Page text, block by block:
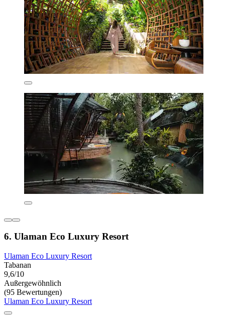
6. Ulaman Eco Luxury Resort
Ulaman Eco Luxury Resort
Tabanan
9,6/10
Außergewöhnlich
(95 Bewertungen)
Ulaman Eco Luxury Resort